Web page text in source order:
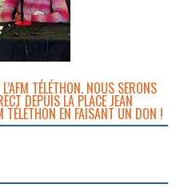
TÉLÉTHON. NOUS SERONS
DEPUIS LA PLACE JEAN
TÉLÉTHON EN FAISANT UN DON !